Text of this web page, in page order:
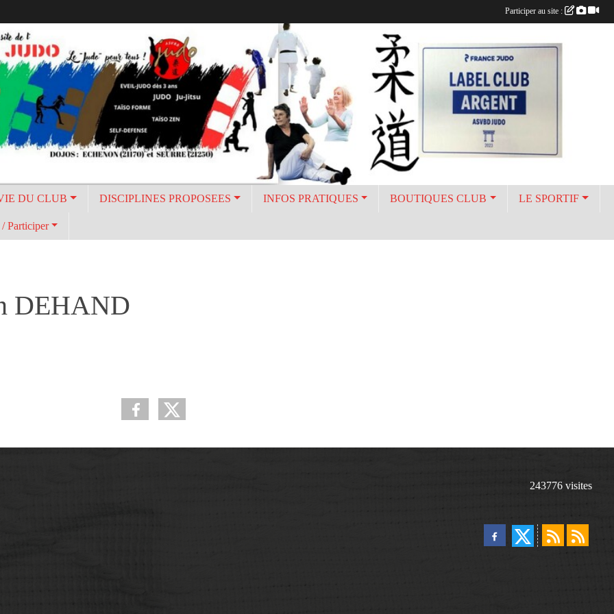
DU CLUB DISCIPLINES PROPOSEES INFOS PRATIQUES BOUTIQUES CLUB LE SPORTIF
Participer
DEHAND
243776 visites
Participer au site :